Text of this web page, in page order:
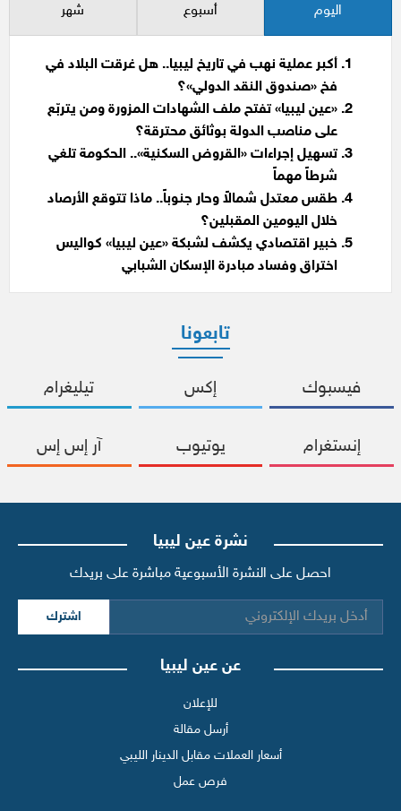
اليوم أسبوع شهر
أكبر عملية نهب في تاريخ ليبيا.. هل غرقت البلاد في
فخ «صندوق النقد الدولي»؟
«عين ليبيا» تفتح ملف الشهادات المزورة ومن يتربّع
على مناصب الدولة بوثائق محترقة؟
تسهيل إجراءات «القروض السكنية».. الحكومة تلغي
شرطاً مهماً
طقس معتدل شمالاً وحار جنوباً.. ماذا تتوقع الأرصاد
خلال اليومين المقبلين؟
خبير اقتصادي يكشف لشبكة «عين ليبيا» كواليس
اختراق وفساد مبادرة الإسكان الشبابي
تابعونا
فيسبوك إكس تيليغرام
إنستغرام يوتيوب آر إس إس
نشرة عين ليبيا
احصل على النشرة الأسبوعية مباشرة على بريدك
اشترك
عن عين ليبيا
للإعلان
أرسل مقالة
أسعار العملات مقابل الدينار الليبي
فرص عمل